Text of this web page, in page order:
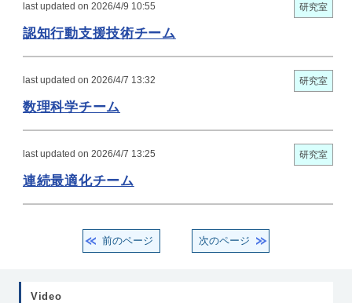
last updated on 2026/4/9 10:55 研究室
認知行動支援技術チーム
last updated on 2026/4/7 13:32 研究室
数理科学チーム
last updated on 2026/4/7 13:25 研究室
連続最適化チーム
前のページ 次のページ
Video